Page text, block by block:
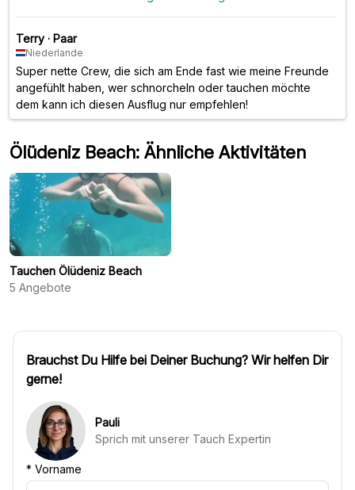
Terry · Paar
Niederlande
Super nette Crew, die sich am Ende fast wie meine Freunde
angefühlt haben, wer schnorcheln oder tauchen möchte
dem kann ich diesen Ausflug nur empfehlen!
Ölüdeniz Beach: Ähnliche Aktivitäten
Tauchen Ölüdeniz Beach
5 Angebote
Brauchst Du Hilfe bei Deiner Buchung? Wir helfen Dir
gerne!
Pauli
Sprich mit unserer Tauch Expertin
* Vorname